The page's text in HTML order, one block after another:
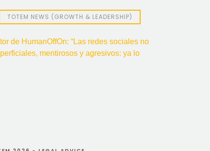
TOTEM NEWS (GROWTH & LEADERSHIP)
de HumanOffOn: “Las redes sociales no
mentirosos y agresivos: ya lo